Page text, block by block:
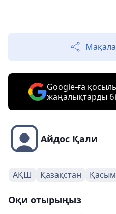
Google-ға
жаңалықтарды
Айдос Қали
АҚШ Қазақстан
Оқи отырыңыз